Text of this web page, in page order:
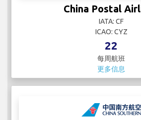
China Postal
IATA: CF
ICAO: CYZ
22
每周航班
更多信息